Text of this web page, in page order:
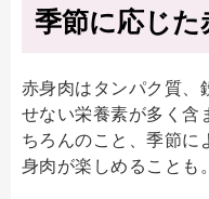
季節に応じ
赤身肉はタンパク質、
せない栄養素が多く含
ちろんのこと、季節に
身肉が楽しめることも。